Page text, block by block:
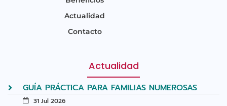
Actualidad
Contacto
Actualidad
GUÍA PRÁCTICA PARA FAMILIAS NUMEROSAS
31 Jul 2026